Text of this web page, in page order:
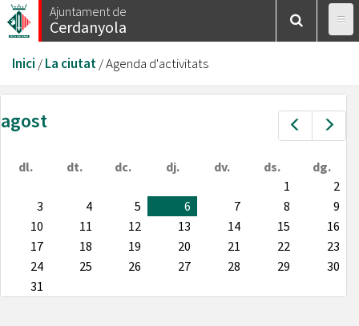
Vés
al
Ajuntament de
Cerdanyola
Esteu
aquí
Inici /La ciutat/Agenda d'activitats
Prev
agost
dl. dt. dc. dj. dv. ds.
dg.
1
2
3
4 5 6 7 8
9
10
11 12 13 14 15
16
17
18 19 20 21 22
23
24
25 26 27 28 29
30
31